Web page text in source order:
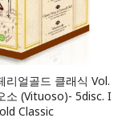
리얼골드 클래식 Vol.
소 (Vituoso)- 5disc. I
Classic